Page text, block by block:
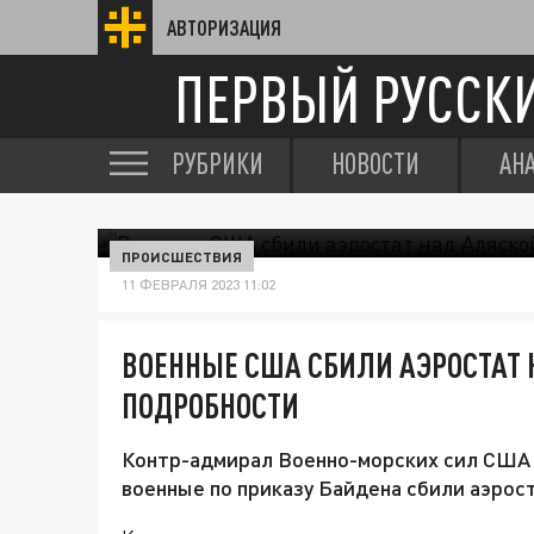
АВТОРИЗАЦИЯ
ПЕРВЫЙ
РУБРИКИ НОВОСТИ
ПРОИСШЕСТВИЯ
11 ФЕВРАЛЯ 2023 11:02
ВОЕННЫЕ США СБИЛИ
ПОДРОБНОСТИ
Контр-адмирал Военно-морских сил
военные по приказу Байдена сбили